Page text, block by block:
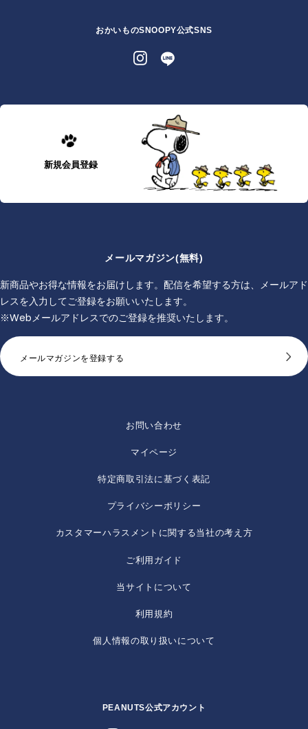
おかいものSNOOPY公式SNS
新規会員登録
メールマガジン(無料)
新商品やお得な情報をお届けします。配信を希望する方は、メールアド
レスを入力してご登録をお願いいたします。
※Webメールアドレスでのご登録を推奨いたします。
メールマガジンを登録する
お問い合わせ
マイページ
特定商取引法に基づく表記
プライバシーポリシー
カスタマーハラスメントに関する当社の考え方
ご利用ガイド
当サイトについて
利用規約
個人情報の取り扱いについて
PEANUTS公式アカウント